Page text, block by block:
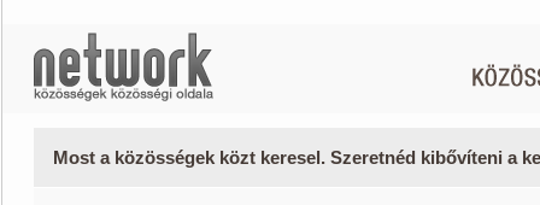
Most a közösségek közt keresel. Szeretnéd kibővíteni a